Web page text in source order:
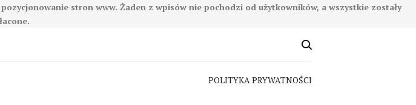
stron www. Żaden z wpisów nie pochodzi od użytkowników, a wszystkie zostały
POLITYKA PRYWATNOŚCI